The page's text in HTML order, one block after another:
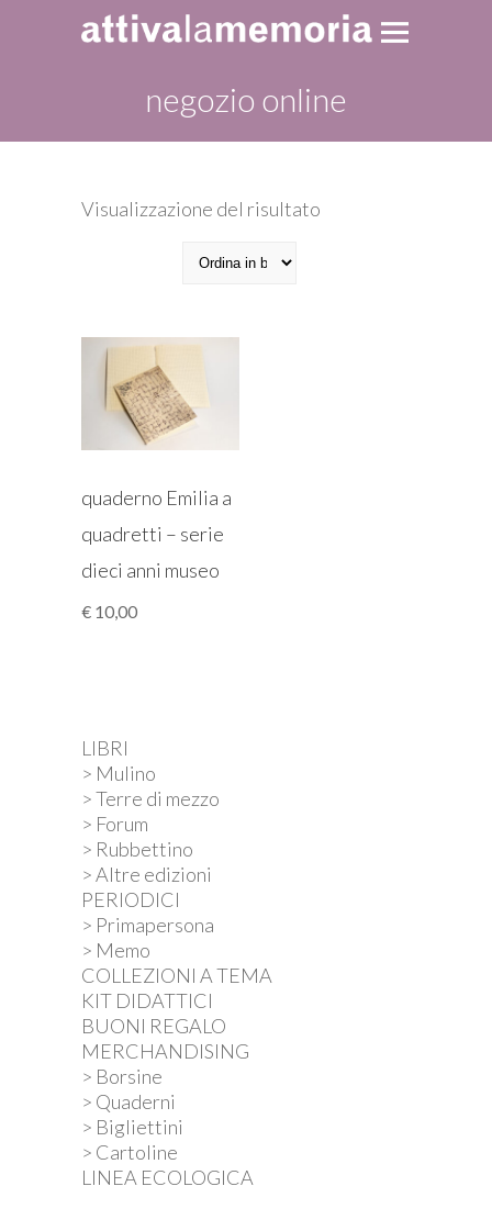
negozio online
Visualizzazione del risultato
quaderno Emilia a
quadretti – serie
dieci anni museo
€ 10,00
LIBRI
> Mulino
> Terre di mezzo
> Forum
> Rubbettino
> Altre edizioni
PERIODICI
> Primapersona
> Memo
COLLEZIONI A TEMA
KIT DIDATTICI
BUONI REGALO
MERCHANDISING
> Borsine
> Quaderni
> Bigliettini
> Cartoline
LINEA ECOLOGICA